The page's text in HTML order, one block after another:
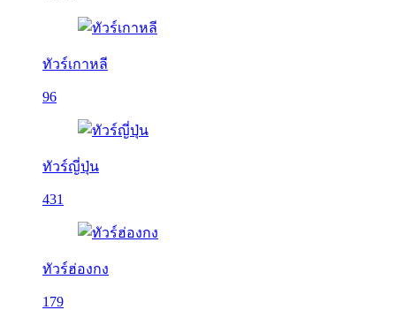
ทัวร์เกาหลี
96
ทัวร์ญี่ปุ่น
431
ทัวร์ฮ่องกง
179